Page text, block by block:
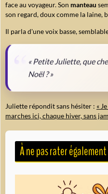
face au voyageur. Son manteau
son regard, doux comme la
Il parla d'une voix basse,
« Petite Juliette, que
Noël ? »
Juliette répondit sans hésiter : «
marches ici, chaque hiver, sans
À ne pas rater également